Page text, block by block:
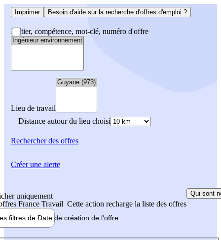
Imprimer Besoin d'aide sur la recherche d'offres d'emploi ?
Métier, compétence, mot-clé, numéro d'offre
Lieu de travail
Distance autour du lieu choisi
Rechercherdes offres
uniquement
France Travail Cette action recharge la liste des offres
Qui sont
filtres de Date de création de l'offre
Créer une alerte